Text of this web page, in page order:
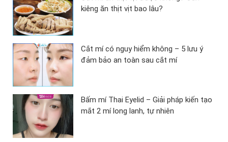
kiêng ăn thịt vịt bao lâu?
Cắt mí có nguy hiểm không – 5 lưu ý
đảm bảo an toàn sau cắt mí
Bấm mí Thai Eyelid – Giải pháp kiến tạo
mắt 2 mí long lanh, tự nhiên